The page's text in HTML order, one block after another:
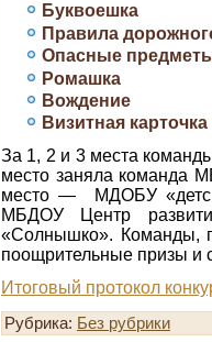
Буквоешка
Правила
Опасные
Ромашка
Вождение
Визитная карточка
За 1, 2 и 3 места
место заняла команда
место — МДОБУ
МБДОУ Центр
«Солнышко». Команды,
поощрительные призы и
Итоговый протокол
Рубрика: Без рубрики